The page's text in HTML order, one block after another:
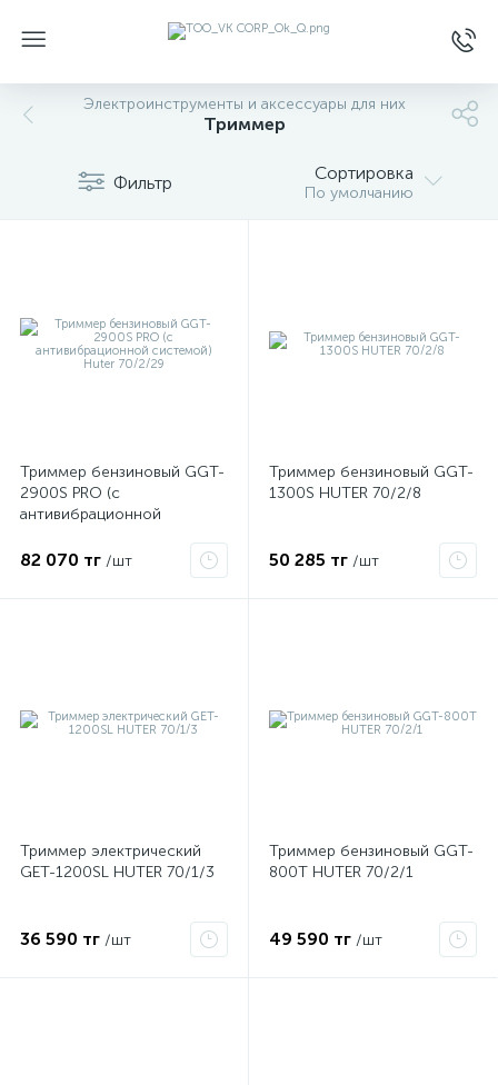
Электроинструменты и аксессуары для них
Триммер
Фильтр Сортировка
По умолчанию
Триммер бензиновый GGT-
2900S PRO (с
антивибрационной
82 070 тг /шт
Триммер бензиновый GGT-
1300S HUTER 70/2/8
50 285 тг /шт
Триммер электрический
GET-1200SL HUTER 70/1/3
36 590 тг /шт
Триммер бензиновый GGT-
800T HUTER 70/2/1
49 590 тг /шт